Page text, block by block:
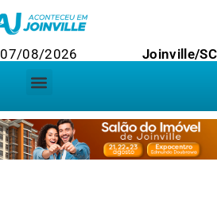
07/08/2026 Joinville/SC